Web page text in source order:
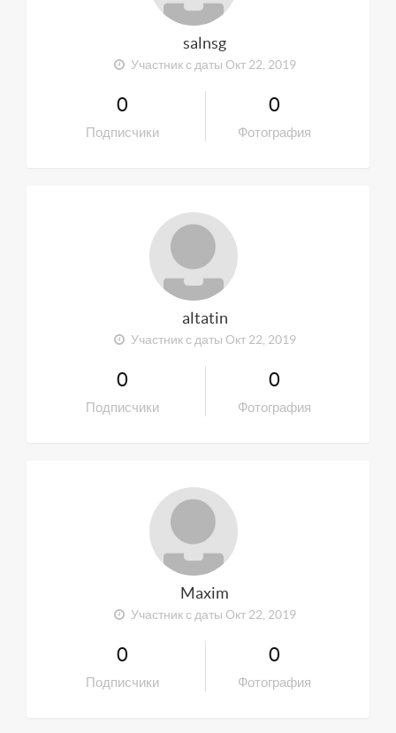
salnsg
Участник с даты Окт 22, 2019
0
Подписчики
0
Фотография
altatin
Участник с даты Окт 22, 2019
0
Подписчики
0
Фотография
Maxim
Участник с даты Окт 22, 2019
0
Подписчики
0
Фотография